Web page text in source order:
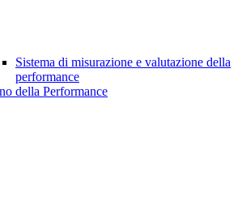
Sistema di misurazione e valutazione della
performance
della Performance